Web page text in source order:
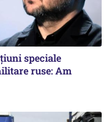
speciale
ruse: Am